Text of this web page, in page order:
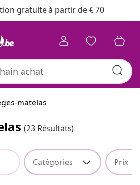
gratuite à partir de € 70
matelas
(23 Résultats)
Catégories Prix